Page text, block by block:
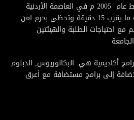
تأسست جامعة الشرق الأوسط عام 2005 م في العاصمة الأردنية
عمان, وتبعد عن مركز المدينة ما يقرب 15 دقيقة وتحظى بحرم امن
مع احتياجات الطلبة والهيئتين
الجامعة 9 كليات و 3 برامج أكاديمية هي: البكالوريوس, الدبلوم
إلى برامج مستضافة مع أعرق